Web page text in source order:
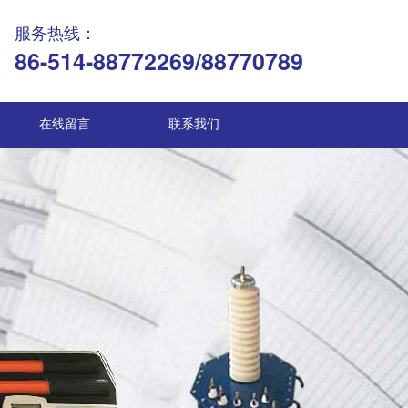
服务热线：
86-514-88772269/88770789
在线留言 联系我们